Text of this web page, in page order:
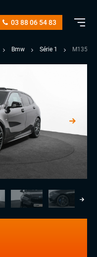
03 88 06 54 83
Bmw Série 1 M135I